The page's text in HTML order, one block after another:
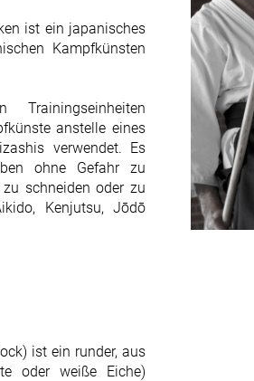
ist ein japanisches
Kampfkünsten
anstelle eines
verwendet. Es
ohne Gefahr zu
schneiden oder zu
Kenjutsu, Jōdō
ist ein runder, aus
oder weiße Eiche)